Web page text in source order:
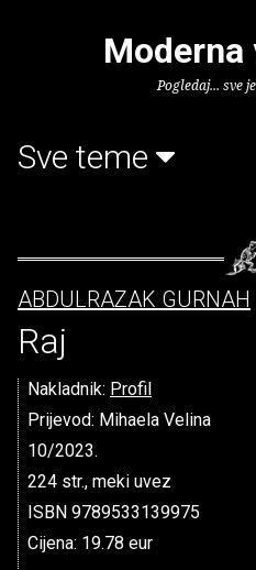
Moderna
Pogledaj... sve
Sve teme
ABDULRAZAK GURNAH
Raj
Nakladnik: Profil
Prijevod: Mihaela Velina
10/2023.
224 str., meki uvez
ISBN 9789533139975
Cijena: 19.78 eur